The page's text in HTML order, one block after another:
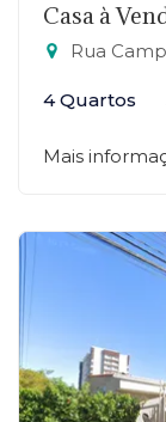
Casa à
Rua
4 Quartos
Mais